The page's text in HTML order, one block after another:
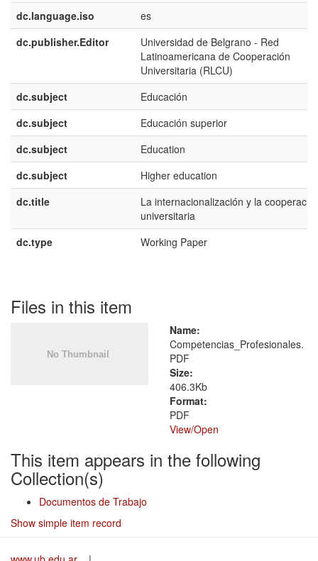
dc.language.iso
es
dc.publisher.Editor
Universidad de Belgrano - Red
Latinoamericana de Cooperación
Universitaria (RLCU)
dc.subject
Educación
dc.subject
Educación superior
dc.subject
Education
dc.subject
Higher education
dc.title
La internacionalización y la
universitaria
dc.type
Working Paper
Files in this item
Name:
Competencias_Profesionales.
PDF
Size:
406.3Kb
Format:
PDF
View/Open
This item appears in the following
Collection(s)
Documentos de Trabajo
Show simple item record